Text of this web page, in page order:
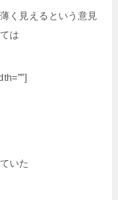
く見えるという意見
は
いた